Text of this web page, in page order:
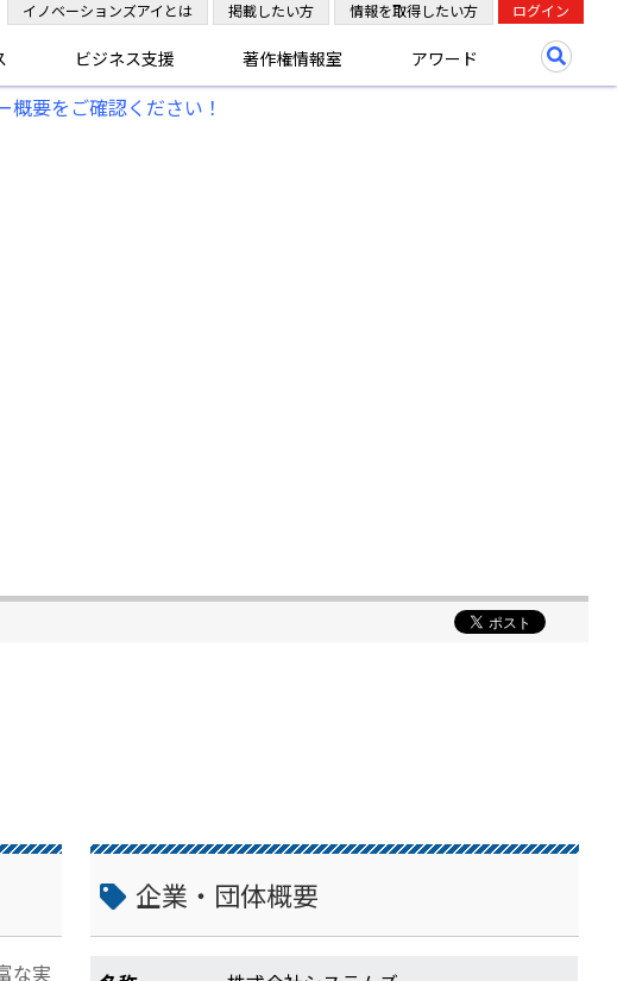
ビジネス支援 著作権情報室 アワード
イノベーションズアイとは 掲載したい方 情報を取得したい方 ログイン
概要をご確認ください！
な実
企業・団体概要